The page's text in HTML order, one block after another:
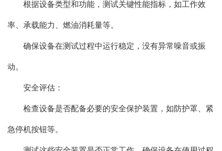
根据设备类型和功能，测试关键性能指标，如工作效
率、承载能力、燃油消耗量等。
确保设备在测试过程中运行稳定，没有异常噪音或振
动。
安全评估：
检查设备是否配备必要的安全保护装置，如防护罩、紧
急停机按钮等。